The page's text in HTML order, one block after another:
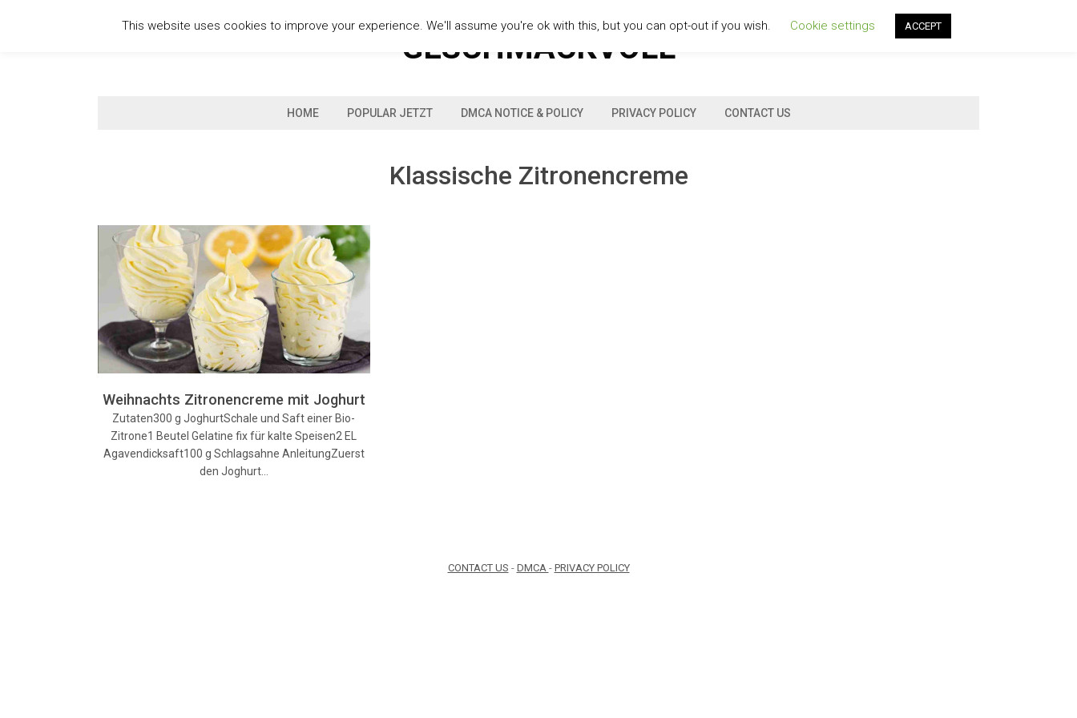
GESCHMACKVOLL
HOME POPULAR JETZT DMCA NOTICE & POLICY PRIVACY POLICY CONTACT US
Klassische Zitronencreme
Weihnachts Zitronencreme mit Joghurt
Zutaten300 g JoghurtSchale und Saft einer Bio-
Zitrone1 Beutel Gelatine fix für kalte Speisen2 EL
Agavendicksaft100 g Schlagsahne AnleitungZuerst
den Joghurt…
CONTACT US - DMCA - PRIVACY POLICY
This website uses cookies to improve your experience. We'll assume you're ok with this, but you can opt-out if you wish. Cookie settings ACCEPT